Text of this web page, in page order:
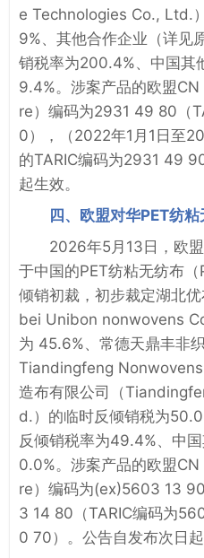
e Technologies Co., Ltd.
9%、其他合作企业（详见
销税率为200.4%、中国其
9.4%。涉案产品的欧盟
re）编码为2931 49 80（
0），（2022年1月1日至
的TARIC编码为2931 49
起生效。
四、欧盟对华PET纺
2026年5月13日，欧
于中国的PET纺粘无纺布
倾销初裁，初步裁定湖北
bei Unibon nonwovens
为 45.6%、常德天鼎丰非
Tiandingfeng
造布有限公司（
d.）的临时反倾销税为
反倾销税率为49.4%、中
0.0%。涉案产品的欧盟
re）编码为(ex)5603 13
3 14 80（TARIC编码为
0 70）。公告自发布次日起